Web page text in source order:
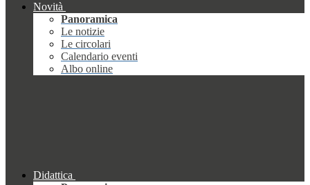
Novità
Panoramica
Le notizie
Le circolari
Calendario eventi
Albo online
Didattica